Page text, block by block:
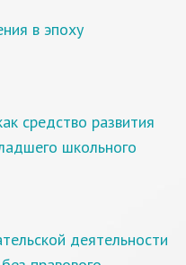
в эпоху
средство развития
школьного
деятельности